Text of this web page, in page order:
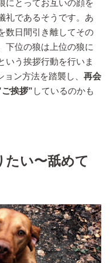
にとってお互いの顔を
礼であるそうです。あ
数日間引き離してその
下位の狼は上位の狼に
いう挨拶行動を行いま
ン方法を踏襲し、 再会
挨拶” しているのかも
たい〜舐めて